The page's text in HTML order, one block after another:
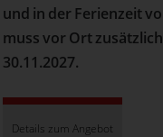
und in der Ferienzeit
muss vor Ort
30.11.2027.
Details zum Angebot